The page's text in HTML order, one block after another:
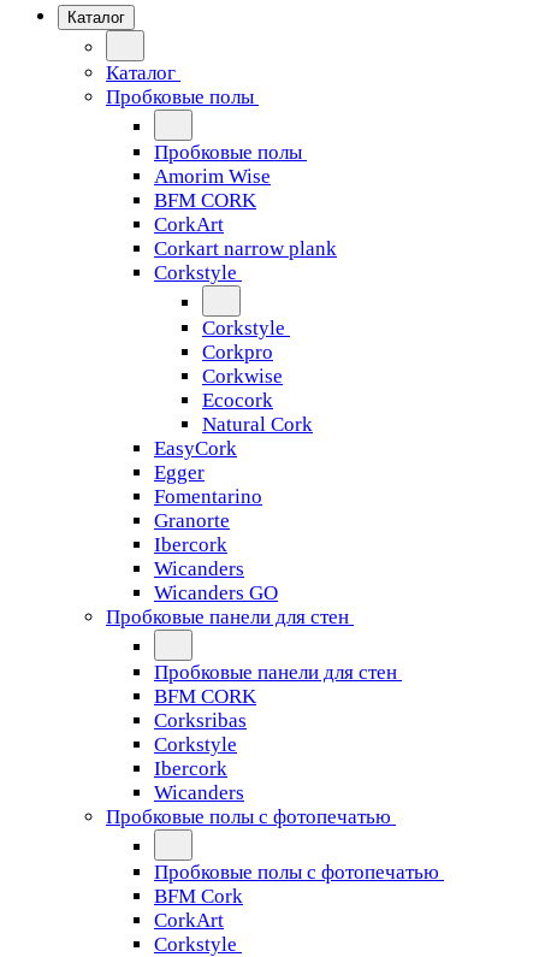
Каталог
Каталог
Пробковые полы
Пробковые полы
Amorim Wise
BFM CORK
CorkArt
Corkart narrow plank
Corkstyle
Corkstyle
Corkpro
Corkwise
Ecocork
Natural Cork
EasyCork
Egger
Fomentarino
Granorte
Ibercork
Wicanders
Wicanders GO
Пробковые панели для стен
Пробковые панели для стен
BFM CORK
Corksribas
Corkstyle
Ibercork
Wicanders
Пробковые полы с фотопечатью
Пробковые полы с фотопечатью
BFM Cork
CorkArt
Corkstyle